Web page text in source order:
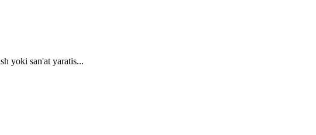
yoki san'at yaratis...